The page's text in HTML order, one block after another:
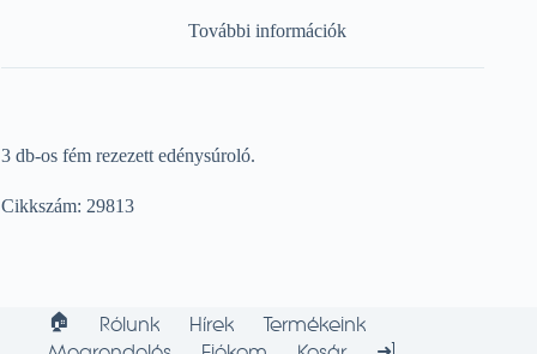
További információk
3 db-os fém rezezett edénysúroló.
Cikkszám: 29813
🏠︎ Rólunk Hírek
Termékeink